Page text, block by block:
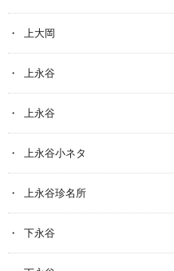
上大岡
上永谷
上永谷
上永谷小ネタ
上永谷珍名所
下永谷